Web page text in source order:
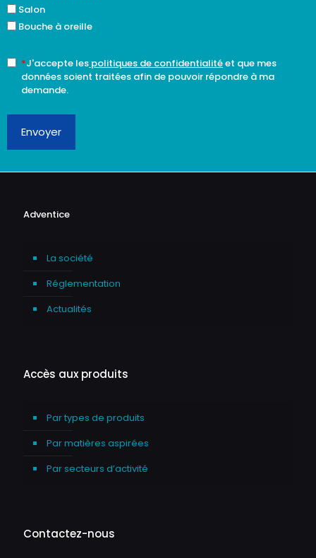
Salon
Bouche à oreille
*J'accepte les politiques de confidentialitéet que mes
données soient traitées afin de pouvoir répondre à ma
demande.
Envoyer
Adventice
La société
Réglementation
Actualités
Accès aux produits
Par types de produits
Par matières aspirées
Par secteurs d’activité
Contactez-nous